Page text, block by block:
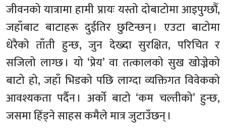
जीवनको यात्रामा हामी प्रायः यस्तो दोबाटोमा आइपुग्छौँ,
जहाँबाट बाटाहरू दुईतिर छुटिन्छन् । एउटा बाटोमा
धेरैको ताँती हुन्छ, जुन देख्दा सुरक्षित, परिचित र
सजिलो लाग्छ । यो ‘प्रेय’ वा तत्कालको सुख खोज्नेको
बाटो हो, जहाँ भिडको पछि लाग्दा व्यक्तिगत विवेकको
आवश्यकता पर्दैन । अर्को बाटो ‘कम चल्तीको’ हुन्छ,
जसमा हिँड्ने साहस कमैले मात्र जुटाउँछन् ।